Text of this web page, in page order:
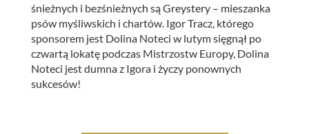
śnieżnych i bezśnieżnych są Greystery – mieszanka
psów myśliwskich i chartów. Igor Tracz, którego
sponsorem jest Dolina Noteci w lutym sięgnął po
czwartą lokatę podczas Mistrzostw Europy, Dolina
Noteci jest dumna z Igora i życzy ponownych
sukcesów!